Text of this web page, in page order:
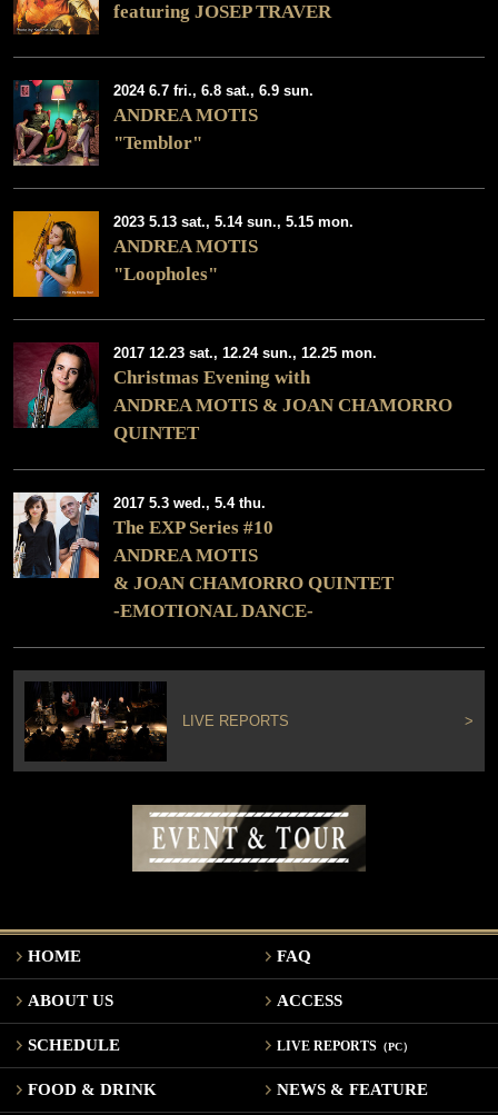
featuring JOSEP TRAVER
2024 6.7 fri., 6.8 sat., 6.9 sun.
ANDREA MOTIS
"Temblor"
2023 5.13 sat., 5.14 sun., 5.15 mon.
ANDREA MOTIS
"Loopholes"
2017 12.23 sat., 12.24 sun., 12.25 mon.
Christmas Evening with
ANDREA MOTIS & JOAN CHAMORRO
QUINTET
2017 5.3 wed., 5.4 thu.
The EXP Series #10
ANDREA MOTIS
& JOAN CHAMORRO QUINTET
-EMOTIONAL DANCE-
LIVE REPORTS >
HOME FAQ
ABOUT US ACCESS
SCHEDULE LIVE REPORTS （PC）
FOOD & DRINK NEWS & FEATURE